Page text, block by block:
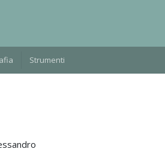
Strumenti